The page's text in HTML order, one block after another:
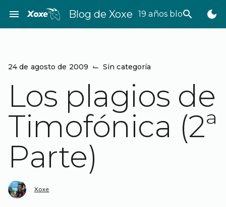
contenido
menu Blog de Xoxe 19 años bloggeando
search dark_mode
24 de agosto de 2009 ⌙ Sin categoría
Los plagios de
Timofónica (2ª
Parte)
Xoxe